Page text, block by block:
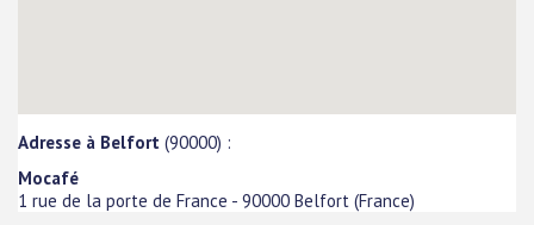
Adresse à Belfort (90000) :
Mocafé
1 rue de la porte de France - 90000 Belfort (France)